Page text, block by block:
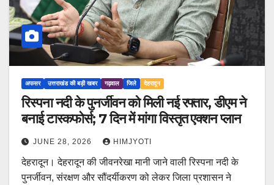
अफसर उत्तराखंड की बड़ी खबर गढ़वाल जिले देहरादून
रिस्पना नदी के पुनर्जीवन को मिली नई रफ्तार, डीएम ने
बनाई टास्कफोर्स; 7 दिन में मांगा विस्तृत एक्शन प्लान
JUNE 28, 2026 HIMJYOTI
देहरादून। देहरादून की जीवनरेखा मानी जाने वाली रिस्पना नदी के
पुनर्जीवन, संरक्षण और सौंदर्यीकरण को लेकर जिला प्रशासन ने